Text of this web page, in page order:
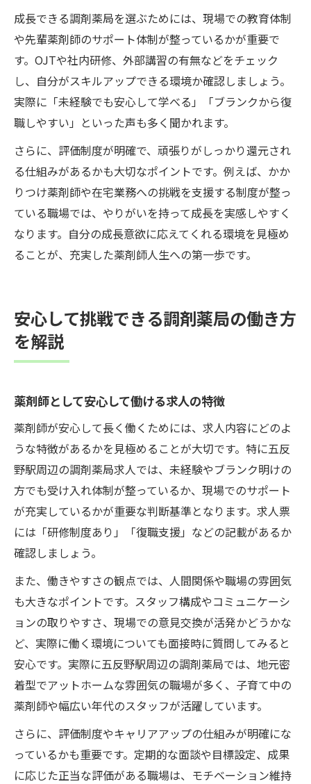
成長できる調剤薬局を選ぶためには、現場での教育体制
や先輩薬剤師のサポート体制が整っているかが重要で
す。OJTや社内研修、外部講習の有無などをチェック
し、自分がスキルアップできる環境か確認しましょう。
実際に「未経験でも安心して学べる」「ブランクから復
職しやすい」といった声も多く聞かれます。
さらに、評価制度が明確で、頑張りがしっかり還元され
る仕組みがあるかも大切なポイントです。例えば、かか
りつけ薬剤師や在宅業務への挑戦を支援する制度が整っ
ている職場では、やりがいを持って成長を実感しやすく
なります。自分の成長意欲に応えてくれる環境を見極め
ることが、充実した薬剤師人生への第一歩です。
安心して挑戦できる調剤薬局の働き方
を解説
薬剤師として安心して働ける求人の特徴
薬剤師が安心して長く働くためには、求人内容にどのよ
うな特徴があるかを見極めることが大切です。特に五反
野駅周辺の調剤薬局求人では、未経験やブランク明けの
方でも受け入れ体制が整っているか、現場でのサポート
が充実しているかが重要な判断基準となります。求人票
には「研修制度あり」「復職支援」などの記載があるか
確認しましょう。
また、働きやすさの観点では、人間関係や職場の雰囲気
も大きなポイントです。スタッフ構成やコミュニケーシ
ョンの取りやすさ、現場での意見交換が活発かどうかな
ど、実際に働く環境についても面接時に質問してみると
安心です。実際に五反野駅周辺の調剤薬局では、地元密
着型でアットホームな雰囲気の職場が多く、子育て中の
薬剤師や幅広い年代のスタッフが活躍しています。
さらに、評価制度やキャリアアップの仕組みが明確にな
っているかも重要です。定期的な面談や目標設定、成果
に応じた正当な評価がある職場は、モチベーション維持